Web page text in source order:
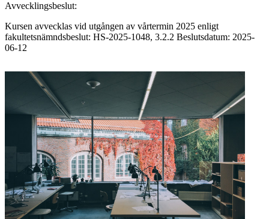
Avvecklingsbeslut:
Kursen avvecklas vid utgången av vårtermin 2025 enligt
fakultetsnämndsbeslut: HS-2025-1048, 3.2.2 Beslutsdatum: 2025-
06-12